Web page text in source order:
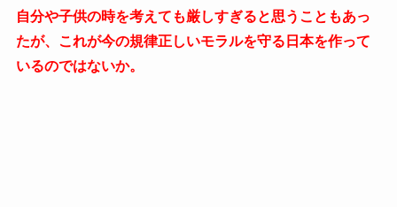
自分や子供の時を考えても厳しすぎると思うこともあっ
たが、これが今の規律正しいモラルを守る日本を作って
いるのではないか。